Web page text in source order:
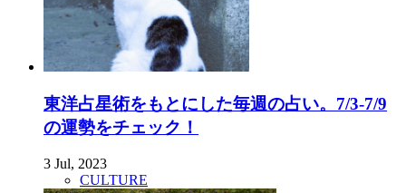
東洋占星術をもとにした毎週の占い。7/3-7/9
の運勢をチェック！
3 Jul, 2023
CULTURE